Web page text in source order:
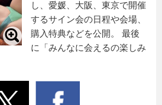
し、愛媛、大阪、東京で開催
するサイン会の日程や会場、
購入特典などを公開。 最後
に「みんなに会えるの楽しみ